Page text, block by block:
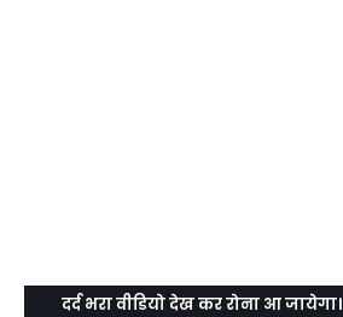
दर्द भरा वीडियो देख कर रोना आ जायेगा।